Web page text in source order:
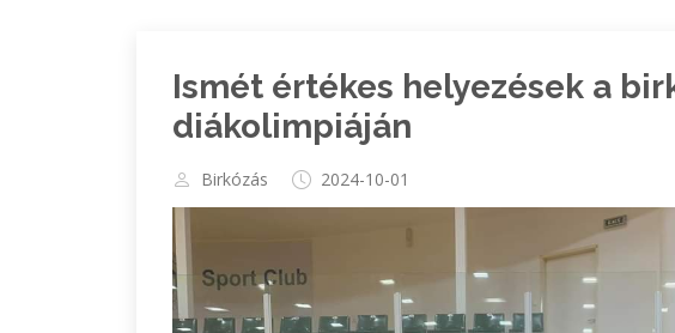
Ismét értékes helyezések a
diákolimpiáján
Birkózás 2024-10-01